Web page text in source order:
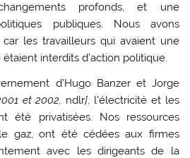
profonds, et une
publiques. Nous avons
les travailleurs qui avaient une
interdits d’action politique.
d’Hugo Banzer et Jorge
et 2002, ndlr], l’électricité et les
été privatisées. Nos ressources
gaz, ont été cédées aux firmes
avec les dirigeants de la